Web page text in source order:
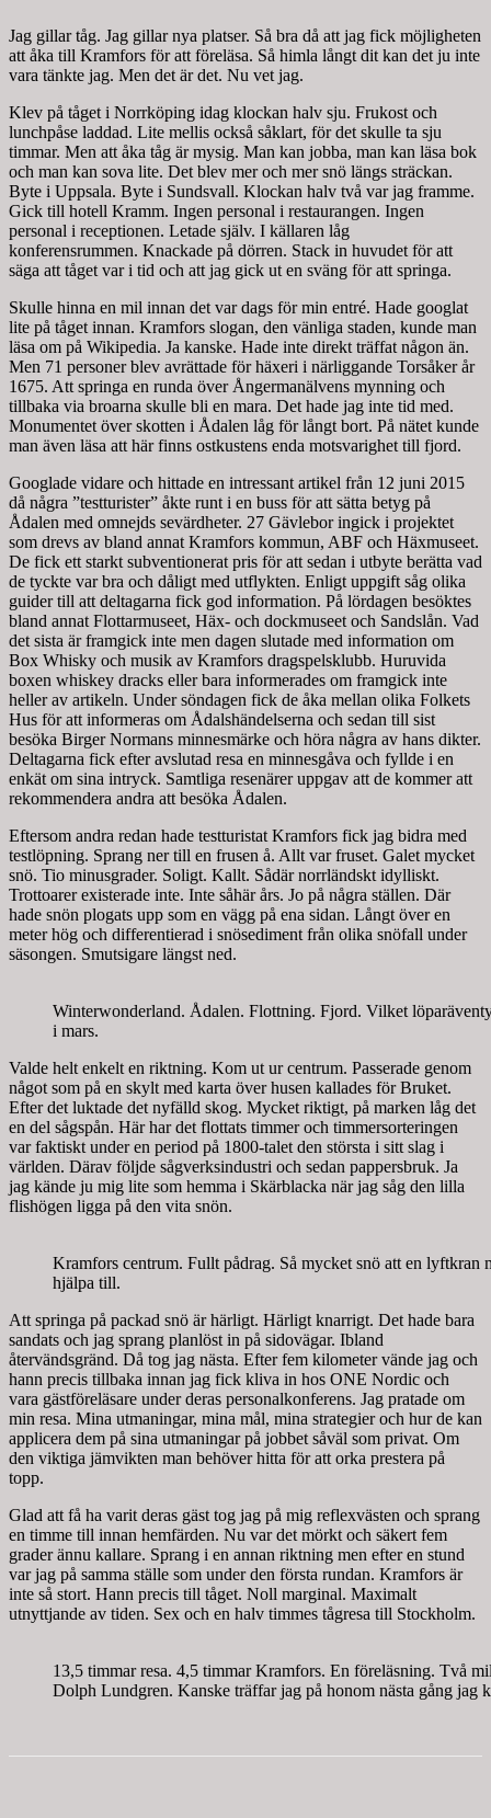
Jag gillar tåg. Jag gillar nya platser. Så bra då att jag fick möjligheten
att åka till Kramfors för att föreläsa. Så himla långt dit kan det ju inte
vara tänkte jag. Men det är det. Nu vet jag.
Klev på tåget i Norrköping idag klockan halv sju. Frukost och
lunchpåse laddad. Lite mellis också såklart, för det skulle ta sju
timmar. Men att åka tåg är mysig. Man kan jobba, man kan läsa bok
och man kan sova lite. Det blev mer och mer snö längs sträckan.
Byte i Uppsala. Byte i Sundsvall. Klockan halv två var jag framme.
Gick till hotell Kramm. Ingen personal i restaurangen. Ingen
personal i receptionen. Letade själv. I källaren låg
konferensrummen. Knackade på dörren. Stack in huvudet för att
säga att tåget var i tid och att jag gick ut en sväng för att springa.
Skulle hinna en mil innan det var dags för min entré. Hade googlat
lite på tåget innan. Kramfors slogan, den vänliga staden, kunde man
läsa om på Wikipedia. Ja kanske. Hade inte direkt träffat någon än.
Men 71 personer blev avrättade för häxeri i närliggande Torsåker år
1675. Att springa en runda över Ångermanälvens mynning och
tillbaka via broarna skulle bli en mara. Det hade jag inte tid med.
Monumentet över skotten i Ådalen låg för långt bort. På nätet kunde
man även läsa att här finns ostkustens enda motsvarighet till fjord.
Googlade vidare och hittade en intressant artikel från 12 juni 2015
då några ”testturister” åkte runt i en buss för att sätta betyg på
Ådalen med omnejds sevärdheter. 27 Gävlebor ingick i projektet
som drevs av bland annat Kramfors kommun, ABF och Häxmuseet.
De fick ett starkt subventionerat pris för att sedan i utbyte berätta vad
de tyckte var bra och dåligt med utflykten. Enligt uppgift såg olika
guider till att deltagarna fick god information. På lördagen besöktes
bland annat Flottarmuseet, Häx- och dockmuseet och Sandslån. Vad
det sista är framgick inte men dagen slutade med information om
Box Whisky och musik av Kramfors dragspelsklubb. Huruvida
boxen whiskey dracks eller bara informerades om framgick inte
heller av artikeln. Under söndagen fick de åka mellan olika Folkets
Hus för att informeras om Ådalshändelserna och sedan till sist
besöka Birger Normans minnesmärke och höra några av hans dikter.
Deltagarna fick efter avslutad resa en minnesgåva och fyllde i en
enkät om sina intryck. Samtliga resenärer uppgav att de kommer att
rekommendera andra att besöka Ådalen.
Eftersom andra redan hade testturistat Kramfors fick jag bidra med
testlöpning. Sprang ner till en frusen å. Allt var fruset. Galet mycket
snö. Tio minusgrader. Soligt. Kallt. Sådär norrländskt idylliskt.
Trottoarer existerade inte. Inte såhär års. Jo på några ställen. Där
hade snön plogats upp som en vägg på ena sidan. Långt över en
meter hög och differentierad i snösediment från olika snöfall under
säsongen. Smutsigare längst ned.
Winterwonderland. Ådalen. Flottning. Fjord. Vilket
i mars.
Valde helt enkelt en riktning. Kom ut ur centrum. Passerade genom
något som på en skylt med karta över husen kallades för Bruket.
Efter det luktade det nyfälld skog. Mycket riktigt, på marken låg det
en del sågspån. Här har det flottats timmer och timmersorteringen
var faktiskt under en period på 1800-talet den största i sitt slag i
världen. Därav följde sågverksindustri och sedan pappersbruk. Ja
jag kände ju mig lite som hemma i Skärblacka när jag såg den lilla
flishögen ligga på den vita snön.
Kramfors centrum. Fullt pådrag. Så mycket snö att en lyftkran
hjälpa till.
Att springa på packad snö är härligt. Härligt knarrigt. Det hade bara
sandats och jag sprang planlöst in på sidovägar. Ibland
återvändsgränd. Då tog jag nästa. Efter fem kilometer vände jag och
hann precis tillbaka innan jag fick kliva in hos ONE Nordic och
vara gästföreläsare under deras personalkonferens. Jag pratade om
min resa. Mina utmaningar, mina mål, mina strategier och hur de kan
applicera dem på sina utmaningar på jobbet såväl som privat. Om
den viktiga jämvikten man behöver hitta för att orka prestera på
topp.
Glad att få ha varit deras gäst tog jag på mig reflexvästen och sprang
en timme till innan hemfärden. Nu var det mörkt och säkert fem
grader ännu kallare. Sprang i en annan riktning men efter en stund
var jag på samma ställe som under den första rundan. Kramfors är
inte så stort. Hann precis till tåget. Noll marginal. Maximalt
utnyttjande av tiden. Sex och en halv timmes tågresa till Stockholm.
13,5 timmar resa. 4,5 timmar Kramfors. En föreläsning. Två
Dolph Lundgren. Kanske träffar jag på honom nästa gång jag